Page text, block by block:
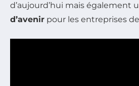
d’aujourd’hui mais également
d’avenir pour les entreprises